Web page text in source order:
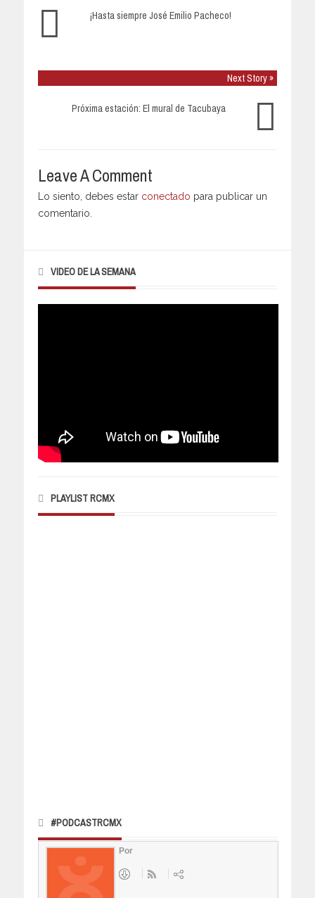
¡Hasta siempre José Emilio Pacheco!
Next Story »
Próxima estación: El mural de Tacubaya
Leave A Comment
Lo siento, debes estar conectado para publicar un
comentario.
VIDEO DE LA SEMANA
PLAYLIST RCMX
#PODCASTRCMX